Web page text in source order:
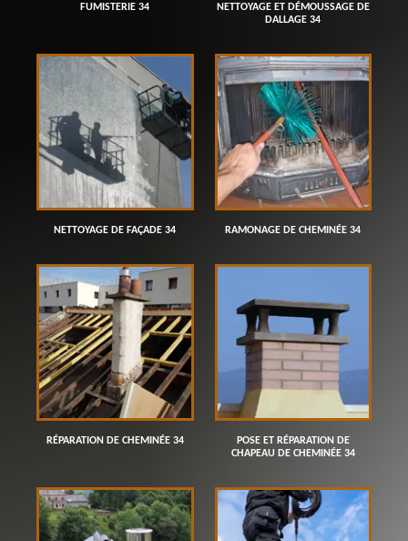
FUMISTERIE 34
NETTOYAGE ET DÉMOUSSAGE DE
DALLAGE 34
NETTOYAGE DE FAÇADE 34 RAMONAGE DE CHEMINÉE 34
RÉPARATION DE CHEMINÉE 34
POSE ET RÉPARATION DE
CHAPEAU DE CHEMINÉE 34